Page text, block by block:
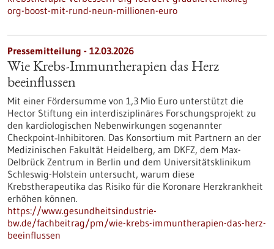
org-boost-mit-rund-neun-millionen-euro
Pressemitteilung - 12.03.2026
Wie Krebs-Immuntherapien das Herz
beeinflussen
Mit einer Fördersumme von 1,3 Mio Euro unterstützt die
Hector Stiftung ein interdisziplinäres Forschungsprojekt zu
den kardiologischen Nebenwirkungen sogenannter
Checkpoint‑Inhibitoren. Das Konsortium mit Partnern an der
Medizinischen Fakultät Heidelberg, am DKFZ, dem Max-
Delbrück Zentrum in Berlin und dem Universitätsklinikum
Schleswig-Holstein untersucht, warum diese
Krebstherapeutika das Risiko für die Koronare Herzkrankheit
erhöhen können.
https://www.gesundheitsindustrie-
bw.de/fachbeitrag/pm/wie-krebs-immuntherapien-das-herz-
beeinflussen